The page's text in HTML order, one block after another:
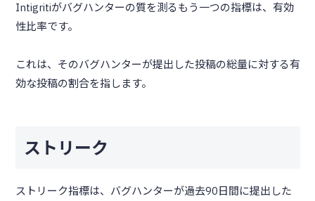
Intigritiがバグハンターの質を測るもう一つの指標は、有効
性比率です。
これは、そのバグハンターが提出した投稿の総量に対する有
効な投稿の割合を指します。
ストリーク
ストリーク指標は、バグハンターが過去90日間に提出した